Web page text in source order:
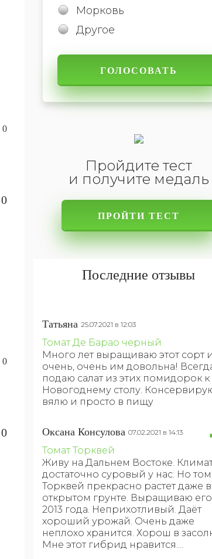
0
0
0
0
Морковь
Другое
Пройдите тест
и получите медаль
ПРОЙТИ ТЕСТ
Последние отзывы
Татьяна 25.07.2021 в 12:03
Томат Де Барао черный
Много лет выращиваю этот сорт и
очень, очень им довольна!
подаю салат из этих помидорок к
Новогоднему столу.
вялю и просто в пищу
Оксана Консулова 07.02.2021 в 14:13
Томат Торквей
Живу на Дальнем Востоке.
достаточно суровый у нас. Но
Торквей прекрасно растет даже в
открытом грунте. Выращиваю
2013 года. Неприхотливый. Даёт
хороший урожай. Очень даже
неплохо хранится. Хорош в
Мне этот гибрид нравится....